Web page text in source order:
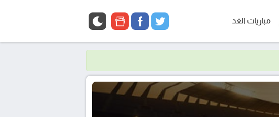
مباريات الغد twitter
facebook
google